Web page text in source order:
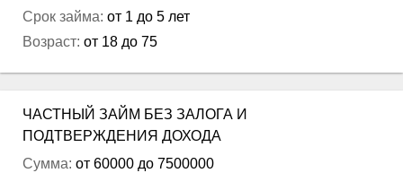
Срок займа: от 1 до 5 лет
Возраст: от 18 до 75
ЧАСТНЫЙ ЗАЙМ БЕЗ ЗАЛОГА И
ПОДТВЕРЖДЕНИЯ ДОХОДА
Сумма: от 60000 до 7500000